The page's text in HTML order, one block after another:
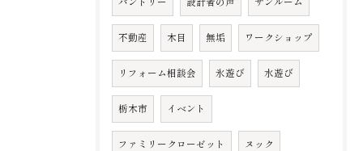
不動産 木目 無垢 ワークショップ
リフォーム相談会 氷遊び 水遊び
栃木市 イベント
ファミリークローゼット ヌック